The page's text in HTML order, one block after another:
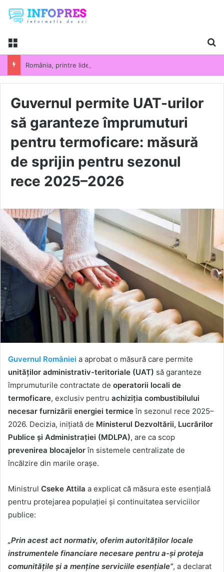
Menu
Guvernul permite UAT-urilor
să garanteze împrumuturi
pentru termoficare: măsură
de sprijin pentru sezonul
rece 2025–2026
Guvernul României a aprobat o măsură care permite
unităților administrativ-teritoriale (UAT) să garanteze
împrumuturile contractate de operatorii locali de
termoficare, exclusiv pentru achiziția combustibilului
necesar furnizării energiei termiceîn sezonul rece 2025–
2026. Decizia, inițiată de Ministerul Dezvoltării, Lucrărilor
Publice și Administrației (MDLPA), are ca scop
prevenirea blocajelorîn sistemele centralizate de
încălzire din marile orașe.
Ministrul Cseke Attila a explicat că măsura este esențială
pentru protejarea populației și continuitatea serviciilor
publice:
„Prin acest act normativ, oferim autorităților locale
instrumentele financiare necesare pentru a-și proteja
comunitățile și a menține serviciile esențiale”, a declarat